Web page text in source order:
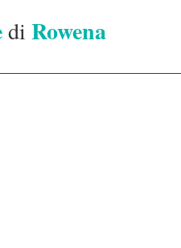
di Rowena